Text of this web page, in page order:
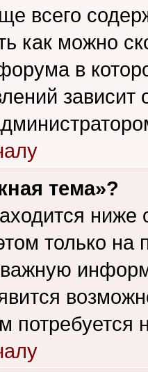
всего
как можно
в
зависит
тема»?
ниже
только на
важную
потребуется